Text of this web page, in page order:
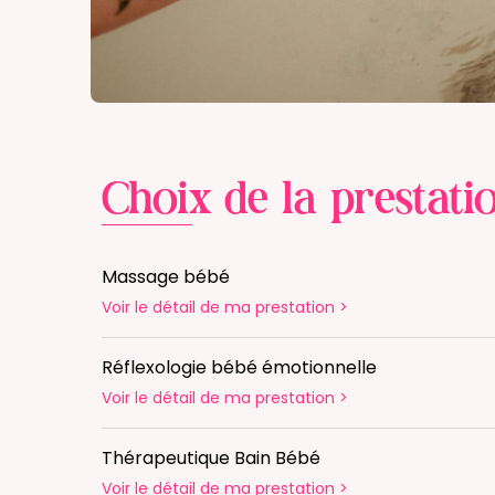
Choix de la
Massage bébé
Voir le détail de ma prestation >
Réflexologie bébé émotionnelle
Voir le détail de ma prestation >
Thérapeutique Bain Bébé
Voir le détail de ma prestation >